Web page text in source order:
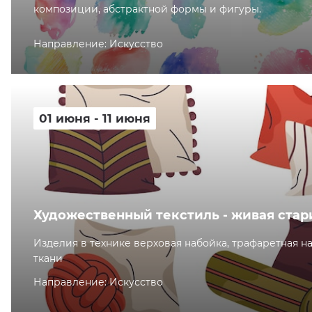
композиции, абстрактной формы и фигуры.
Направление: Искусство
01 июня - 11 июня
Художественный текстиль - живая
Изделия в технике верховая набойка, трафаретная
ткани
Направление: Искусство